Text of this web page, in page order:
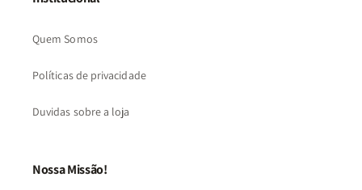
Quem Somos
Políticas de privacidade
Duvidas sobre a loja
Nossa Missão!